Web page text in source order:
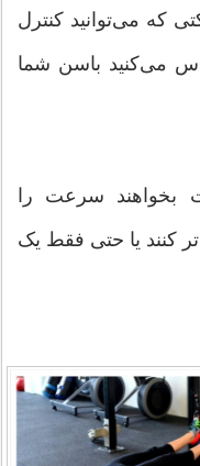
که می‌توانید کنترل
می‌کنید باسن شما
بخواهند سرعت را
کنند یا حتی فقط یک